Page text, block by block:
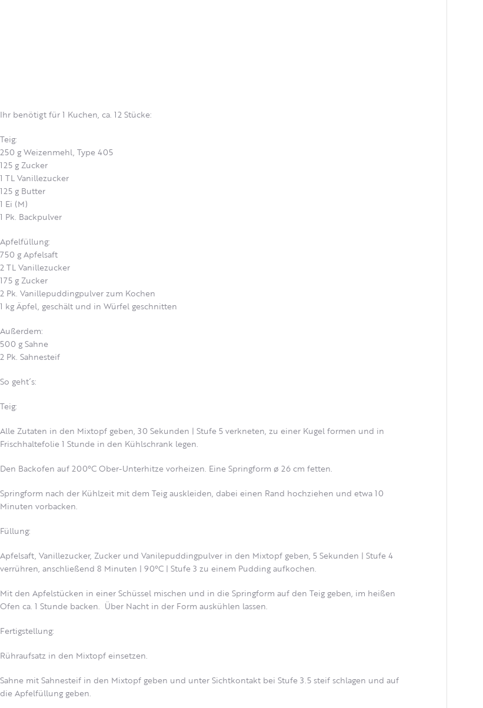
Ihr benötigt für 1 Kuchen, ca. 12 Stücke:
Teig:
250 g Weizenmehl, Type 405
125 g Zucker
1 TL Vanillezucker
125 g Butter
1 Ei (M)
1 Pk. Backpulver
Apfelfüllung:
750 g Apfelsaft
2 TL Vanillezucker
175 g Zucker
2 Pk. Vanillepuddingpulver zum Kochen
1 kg Äpfel, geschält und in Würfel geschnitten
Außerdem:
500 g Sahne
2 Pk. Sahnesteif
So geht´s:
Teig:
Alle Zutaten in den Mixtopf geben, 30 Sekunden | Stufe 5 verkneten, zu einer Kugel formen und in
Frischhaltefolie 1 Stunde in den Kühlschrank legen.
Den Backofen auf 200°C Ober-Unterhitze vorheizen. Eine Springform ø 26 cm fetten.
Springform nach der Kühlzeit mit dem Teig auskleiden, dabei einen Rand hochziehen und etwa 10
Minuten vorbacken.
Füllung:
Apfelsaft, Vanillezucker, Zucker und Vanilepuddingpulver in den Mixtopf geben, 5 Sekunden | Stufe 4
verrühren, anschließend 8 Minuten | 90°C | Stufe 3 zu einem Pudding aufkochen.
Mit den Apfelstücken in einer Schüssel mischen und in die Springform auf den Teig geben, im heißen
Ofen ca. 1 Stunde backen. Über Nacht in der Form auskühlen lassen.
Fertigstellung:
Rühraufsatz in den Mixtopf einsetzen.
Sahne mit Sahnesteif in den Mixtopf geben und unter Sichtkontakt bei Stufe 3.5 steif schlagen und auf
die Apfelfüllung geben.